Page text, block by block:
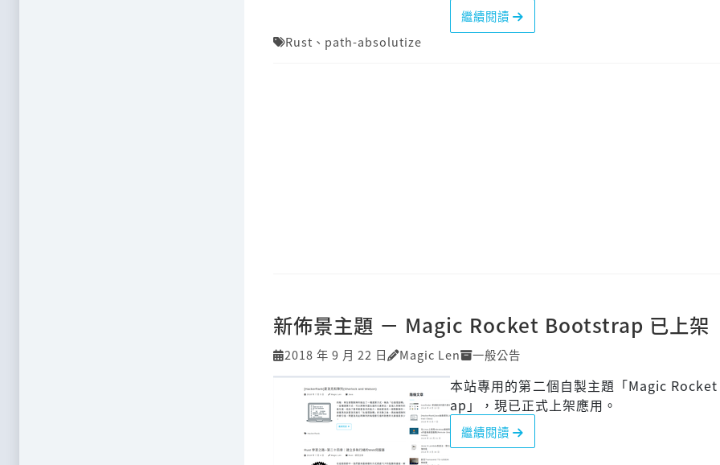
繼續閱讀
Rust 、 path-absolutize
新佈景主題 － Magic Rocket Bootstrap 已上架
2018 年 9 月 22 日 Magic Len 一般公告
本站專用的第二個自製主題「Magic
ap」，現已正式上架應用。
繼續閱讀